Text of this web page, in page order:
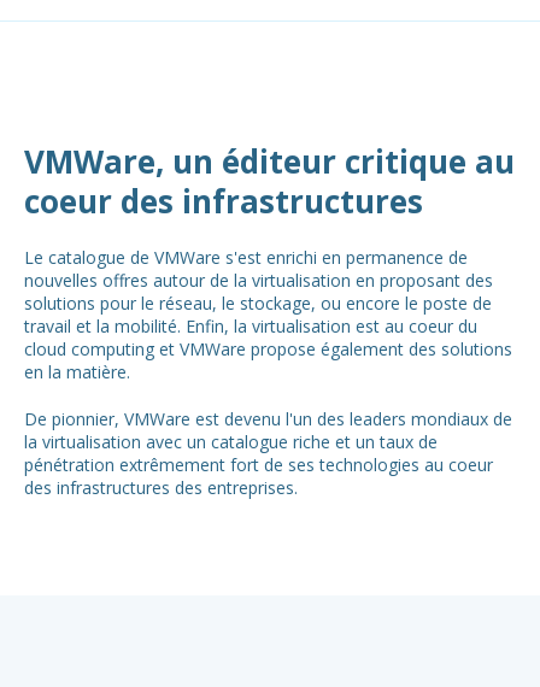
VMWare, un éditeur critique au
coeur des infrastructures
Le catalogue de VMWare s'est enrichi en permanence de
nouvelles offres autour de la virtualisation en proposant des
solutions pour le réseau, le stockage, ou encore le poste de
travail et la mobilité. Enfin, la virtualisation est au coeur du
cloud computing et VMWare propose également des solutions
en la matière.
De pionnier, VMWare est devenu l'un des leaders mondiaux de
la virtualisation avec un catalogue riche et un taux de
pénétration extrêmement fort de ses technologies au coeur
des infrastructures des entreprises.